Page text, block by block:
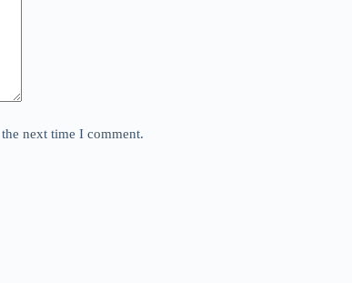
next time I comment.